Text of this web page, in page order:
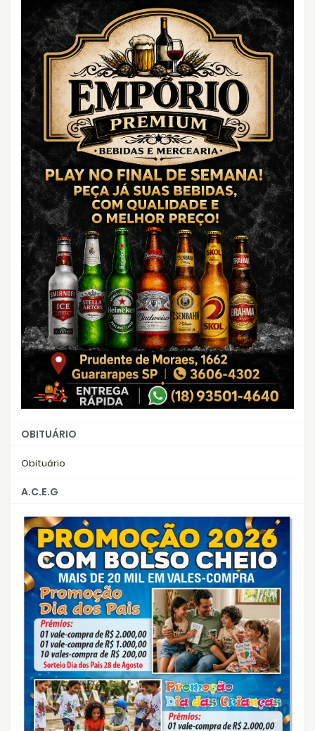
OBITUÁRIO
Obituário
A.C.E.G